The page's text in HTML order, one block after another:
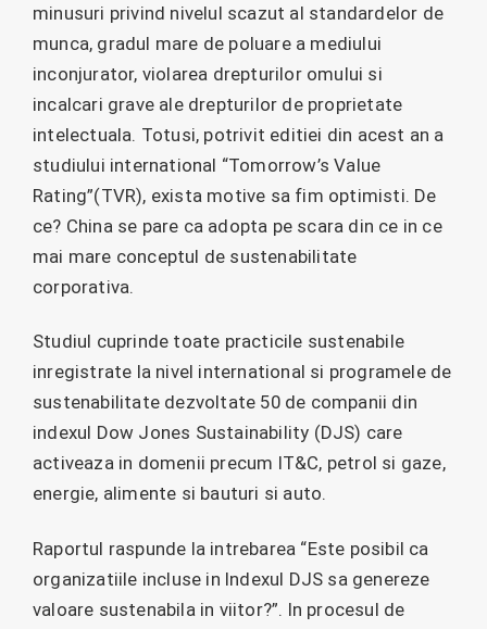
minusuri privind nivelul scazut al standardelor de
munca, gradul mare de poluare a mediului
inconjurator, violarea drepturilor omului si
incalcari grave ale drepturilor de proprietate
intelectuala. Totusi, potrivit editiei din acest an a
studiului international “Tomorrow’s Value
Rating”(TVR), exista motive sa fim optimisti. De
ce? China se pare ca adopta pe scara din ce in ce
mai mare conceptul de sustenabilitate
corporativa.
Studiul cuprinde toate practicile sustenabile
inregistrate la nivel international si programele de
sustenabilitate dezvoltate 50 de companii din
indexul Dow Jones Sustainability (DJS) care
activeaza in domenii precum IT&C, petrol si gaze,
energie, alimente si bauturi si auto.
Raportul raspunde la intrebarea “Este posibil ca
organizatiile incluse in Indexul DJS sa genereze
valoare sustenabila in viitor?”. In procesul de